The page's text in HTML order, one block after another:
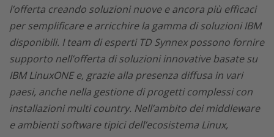
l’offerta creando soluzioni nuove e ancora più efficaci
per semplificare e arricchire la gamma di soluzioni IBM
disponibili. I team di esperti TD Synnex possono fornire
supporto nell’offerta di soluzioni innovative basate su
IBM LinuxONE e, grazie alla presenza diffusa in vari
paesi, anche nella gestione di progetti complessi con
installazioni multi country. Nell’ambito dei middleware
e ambienti software tipici dell’ecosistema Linux,